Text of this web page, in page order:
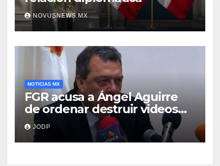
NOVUSNEWS.MX
NOTICIAS MX
FGR acusa a Ángel Aguirre
de ordenar destruir videos
clave del caso Ayotzinapa
JODP